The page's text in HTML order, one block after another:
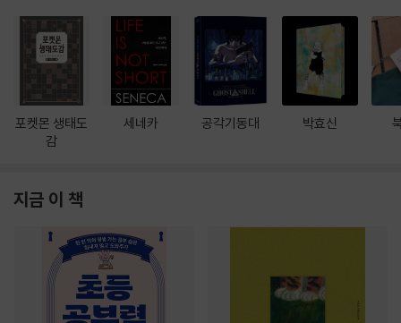
포켓몬 생태도
감
세네카 공각기동대 박효신
지금 이 책